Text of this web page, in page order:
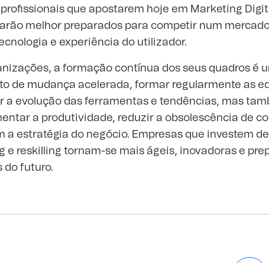
que apostarem hoje em Marketing
melhor preparados para competir num
e experiência do utilizador.
a formação contínua dos seus quadros é
de mudança acelerada, formar regularmente as
a evolução das ferramentas e tendências, mas
a produtividade, reduzir a obsolescência de
a estratégia do negócio. Empresas que investem
e reskilling tornam-se mais ágeis, inovadoras e
do futuro.